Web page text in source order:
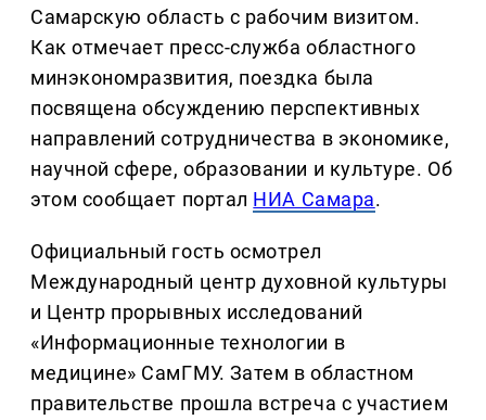
Самарскую область с рабочим визитом.
Как отмечает пресс-служба областного
минэкономразвития, поездка была
посвящена обсуждению перспективных
направлений сотрудничества в экономике,
научной сфере, образовании и культуре. Об
этом сообщает портал НИА Самара.
Официальный гость осмотрел
Международный центр духовной культуры
и Центр прорывных исследований
«Информационные технологии в
медицине» СамГМУ. Затем в областном
правительстве прошла встреча с участием